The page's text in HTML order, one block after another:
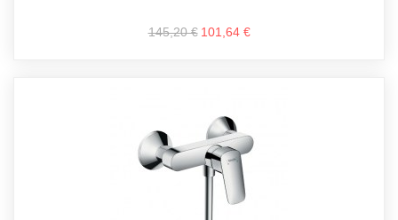
145,20 € 101,64 €